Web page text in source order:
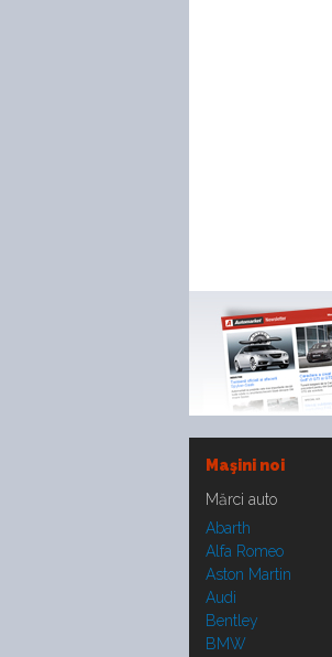
Maşini noi
Mărci auto
Abarth
Alfa Romeo
Aston Martin
Audi
Bentley
BMW